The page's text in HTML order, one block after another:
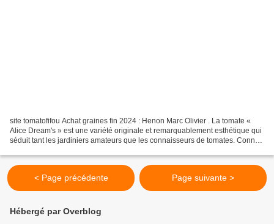
site tomatofifou Achat graines fin 2024 : Henon Marc Olivier . La tomate «
Alice Dream's » est une variété originale et remarquablement esthétique qui
séduit tant les jardiniers amateurs que les connaisseurs de tomates. Connue
< Page précédente Page suivante >
Hébergé par Overblog